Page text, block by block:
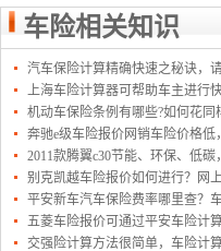
车险相关知识
汽车保险计算精确快速之秘诀，
上海车险计算器可帮助车主进行
机动车保险条例有哪些?如何花同
奔驰e级车险报价网销车险价格低
2011款腾翼c30节能、环保、低
别克凯越车险报价如何进行？网
平安新车汽车保险费率哪里查？
五菱车险报价可通过平安车险计
交强险计算方法很简单，车险计